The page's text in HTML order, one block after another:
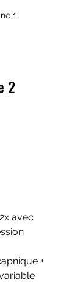
1
2
avec
+